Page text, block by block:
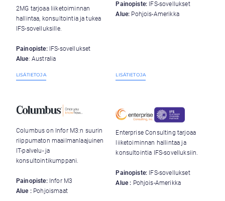
2MG tarjoaa liiketoiminnan
hallintaa, konsultointia ja tukea
IFS-sovelluksille.
Painopiste:IFS-sovellukset
Alue: Australia
LISÄTIETOJA
Painopiste: IFS-sovellukset
Alue: Pohjois-Amerikka
LISÄTIETOJA
Columbus on Infor M3:n suurin
riippumaton maailmanlaajuinen
IT-palvelu- ja
konsultointikumppani.
Painopiste:Infor M3
Alue :Pohjoismaat
Enterprise Consulting tarjoaa
liiketoiminnan hallintaa ja
konsultointia IFS-sovelluksiin.
Painopiste: IFS-sovellukset
Alue : Pohjois-Amerikka